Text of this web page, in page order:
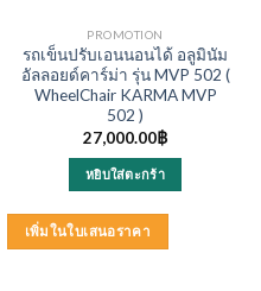
PROMOTION
รถเข็นปรับเอนนอนได้ อลูมินัม
อัลลอยด์คาร์ม่า รุ่น MVP 502 (
WheelChair KARMA MVP
502 )
27,000.00฿
หยิบใส่ตะกร้า
เพิ่มในใบเสนอราคา